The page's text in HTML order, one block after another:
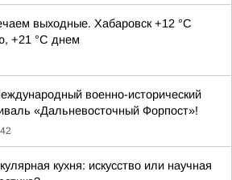
выходные. Хабаровск +12 °C
+21 °C днем
военно-исторический
«Дальневосточный Форпост»!
кухня: искусство или научная